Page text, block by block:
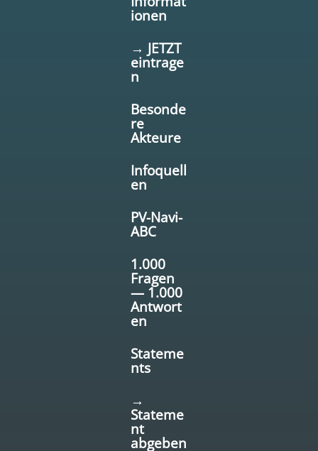
ionen
→ JETZT
eintrage
n
Besonde
re
Akteure
Infoquell
en
PV-Navi-
ABC
1.000
Fragen
— 1.000
Antwort
en
Stateme
nts
→
Stateme
nt
abgeben